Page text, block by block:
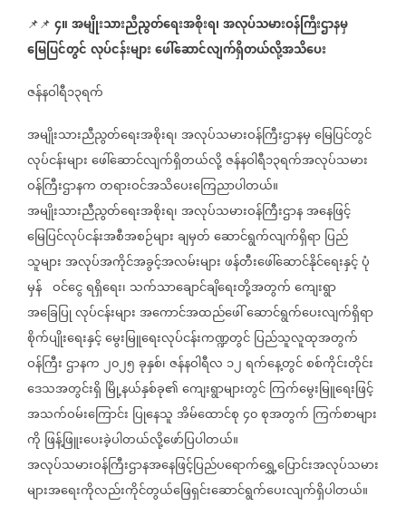
📌📌 ၄။အမျိုးသားညီညွတ်ရေးအစိုးရ၊အလုပ်သမားဝန်ကြီးဌာနမှ
မြေပြင်တွင်လုပ်ငန်းများဖေါ်ဆောင်လျက်ရှိတယ်လို့အသိပေး
ဇန်နဝါရီ၁၃ရက်
အမျိုးသားညီညွတ်ရေးအစိုးရ၊အလုပ်သမားဝန်ကြီးဌာနမှမြေပြင်တွင်
လုပ်ငန်းများဖေါ်ဆောင်လျက်ရှိတယ်လို့ဇန်နဝါရီ၁၃ရက်အလုပ်သမား
ဝန်ကြီးဌာနကတရားဝင်အသိပေးကြေညာပါတယ်။
အမျိုးသားညီညွတ်ရေးအစိုးရ၊အလုပ်သမားဝန်ကြီးဌာနအနေဖြင့်
မြေပြင်လုပ်ငန်းအစီအစဉ်များချမှတ်ဆောင်ရွက်လျက်ရှိရာပြည်
သူများအလုပ်အကိုင်အခွင့်အလမ်းများဖန်တီးဖေါ်ဆောင်နိုင်ရေးနှင့်ပုံ
မှန် ဝင်ငွေရရှိရေး၊ သက်သာချောင်ချိရေးတို့အတွက်ကျေးရွာ
အခြေပြုလုပ်ငန်းများအကောင်အထည်ဖေါ်ဆောင်ရွက်ပေးလျက်ရှိရာ
စိုက်ပျိုးရေးနှင့်မွေးမြူရေးလုပ်ငန်းကဏ္ဍတွင်ပြည်သူလူထုအတွက်
ဝန်ကြီးဌာနက၂၀၂၅ခုနှစ်၊ဇန်နဝါရီလ ၁၂ရက်နေ့တွင်စစ်ကိုင်းတိုင်း
ဒေသအတွင်းရှိ မြို့နယ်နှစ်ခု၏ကျေးရွာများတွင်ကြက်မွေးမြူရေးဖြင့်
အသက်ဝမ်းကြောင်း ပြုနေသူအိမ်ထောင်စု၄၀စုအတွက် ကြက်စာများ
ကို ဖြန့်ဖြူးပေးခဲ့ပါတယ်လို့ဖော်ပြပါတယ်။
အလုပ်သမားဝန်ကြီးဌာနအနေဖြင့်ပြည်ပရောက်ရွှေ့ပြောင်းအလုပ်သမား
များအရေးကိုလည်းကိုင်တွယ်ဖြေရှင်းဆောင်ရွက်ပေးလျက်ရှိပါတယ်။